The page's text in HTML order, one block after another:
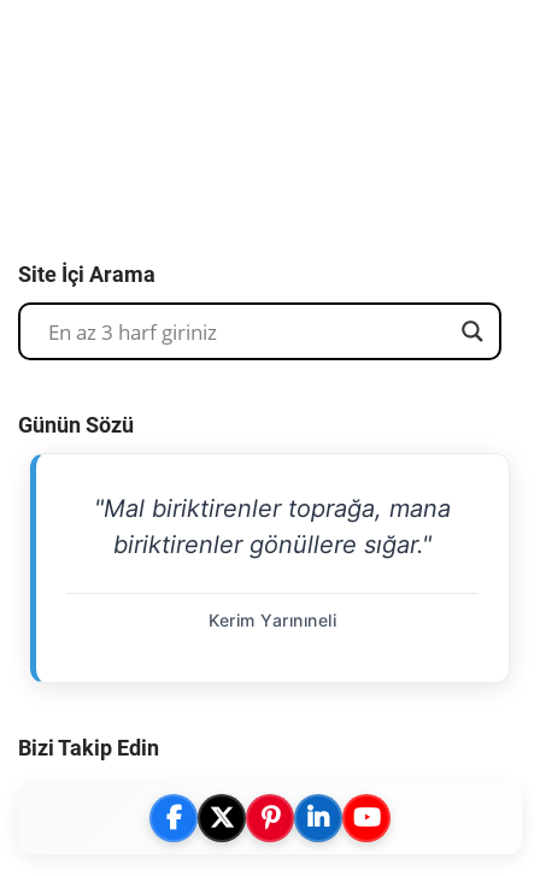
Site İçi Arama
Günün Sözü
"Mal biriktirenler toprağa, mana
biriktirenler gönüllere sığar."
Kerim Yarınıneli
Bizi Takip Edin